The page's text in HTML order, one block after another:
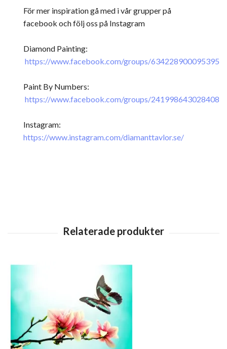
För mer inspiration gå med i vår grupper på
facebook och följ oss på Instagram
Diamond Painting:
https://www.facebook.com/groups/634228900095395
Paint By Numbers:
https://www.facebook.com/groups/241998643028408
Instagram:
https://www.instagram.com/diamanttavlor.se/